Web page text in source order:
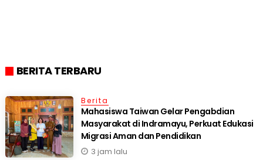
BERITA TERBARU
Berita
Mahasiswa Taiwan Gelar Pengabdian
Masyarakat di Indramayu, Perkuat Edukasi
Migrasi Aman dan Pendidikan
3 jam lalu